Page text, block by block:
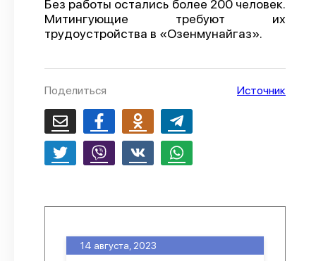
Справочник
API
Без работы остались более 200 человек.
Митингующие требуют их
трудоустройства в «Озенмунайгаз».
Поделиться Источник
14 августа, 2023